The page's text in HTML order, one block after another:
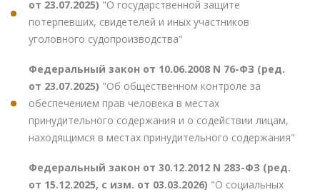
от 23.07.2025) "О государственной защите
потерпевших, свидетелей и иных участников
уголовного судопроизводства"
Федеральный закон от 10.06.2008 N 76-ФЗ (ред.
от 23.07.2025) "Об общественном контроле за
обеспечением прав человека в местах
принудительного содержания и о содействии лицам,
находящимся в местах принудительного содержания"
Федеральный закон от 30.12.2012 N 283-ФЗ (ред.
от 15.12.2025, с изм. от 03.03.2026) "О социальных